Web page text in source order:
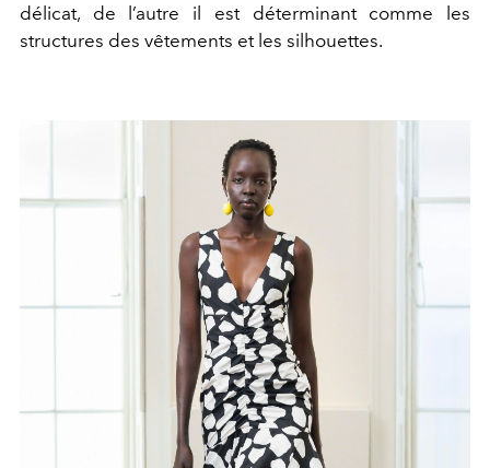
délicat, de l’autre il est déterminant comme les
structures des vêtements et les silhouettes.